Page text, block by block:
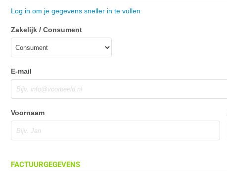
Log in om je gegevens sneller in te vullen
Zakelijk / Consument
E-mail
Voornaam
FACTUURGEGEVENS